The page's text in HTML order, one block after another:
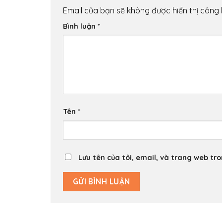
Email của bạn sẽ không được hiển thị công
Bình luận *
Tên *
Lưu tên của tôi, email, và trang web